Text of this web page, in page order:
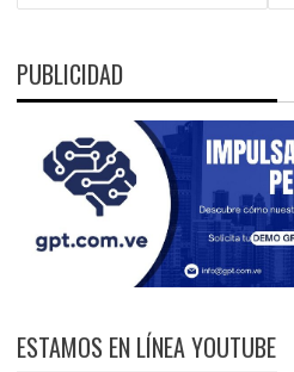
PUBLICIDAD
ESTAMOS EN LÍNEA YOUTUBE